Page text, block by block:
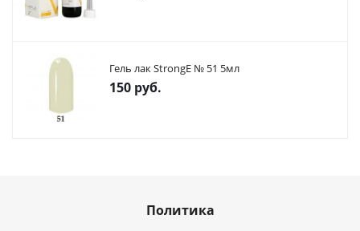
Гель лак StrongE № 51 5мл
150 руб.
Политика